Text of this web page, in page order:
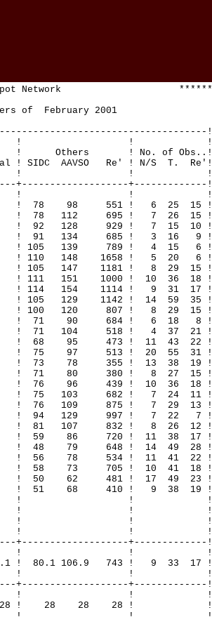
Network ******
of February 2001
!
! ! !
! Others ! No. of Obs..!
AAVSO Re' ! N/S T. Re'!
! ! !
+-------------------+-------------!
! ! !
! 78 98 551 ! 6 25 15 !
78 112 695 ! 7 26 15 !
92 128 929 ! 7 15 10 !
! 91 134 685 ! 3 16 9 !
105 139 789 ! 4 15 6 !
110 148 1658 ! 5 20 6 !
147 1181 ! 8 29 15 !
151 1000 ! 10 36 18 !
154 1114 ! 9 31 17 !
129 1142 ! 14 59 35 !
100 120 807 ! 8 29 15 !
! 71 90 684 ! 6 18 8 !
! 71 104 518 ! 4 37 21 !
! 68 95 473 ! 11 43 22 !
! 75 97 513 ! 20 55 31 !
! 73 78 355 ! 13 38 19 !
! 71 80 380 ! 8 27 15 !
! 76 96 439 ! 10 36 18 !
! 75 103 682 ! 7 24 11 !
! 76 109 875 ! 7 29 13 !
! 94 129 997 ! 7 22 7 !
! 81 107 832 ! 8 26 12 !
! 59 86 720 ! 11 38 17 !
! 48 79 648 ! 14 49 28 !
! 56 78 534 ! 11 41 22 !
! 58 73 705 ! 10 41 18 !
! 50 62 481 ! 17 49 23 !
! 51 68 410 ! 9 38 19 !
! ! !
! ! !
! ! !
! ! !
+-------------------+-------------!
! ! !
! 80.1 106.9 743 ! 9 33 17 !
! ! !
+-------------------+-------------!
! ! !
28 ! 28 28 28 ! !